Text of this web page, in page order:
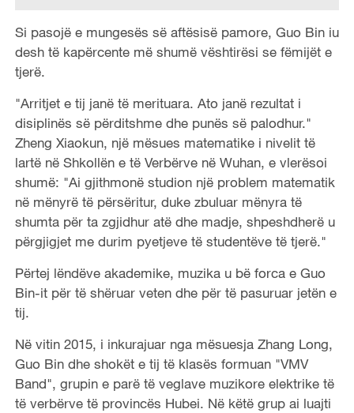
Si pasojë e mungesës së aftësisë pamore, Guo Bin iu
desh të kapërcente më shumë vështirësi se fëmijët e
tjerë.
"Arritjet e tij janë të merituara. Ato janë rezultat i
disiplinës së përditshme dhe punës së palodhur."
Zheng Xiaokun, një mësues matematike i nivelit të
lartë në Shkollën e të Verbërve në Wuhan, e vlerësoi
shumë: "Ai gjithmonë studion një problem matematik
në mënyrë të përsëritur, duke zbuluar mënyra të
shumta për ta zgjidhur atë dhe madje, shpeshdherë u
përgjigjet me durim pyetjeve të studentëve të tjerë."
Përtej lëndëve akademike, muzika u bë forca e Guo
Bin-it për të shëruar veten dhe për të pasuruar jetën e
tij.
Në vitin 2015, i inkurajuar nga mësuesja Zhang Long,
Guo Bin dhe shokët e tij të klasës formuan "VMV
Band", grupin e parë të veglave muzikore elektrike të
të verbërve të provincës Hubei. Në këtë grup ai luajti